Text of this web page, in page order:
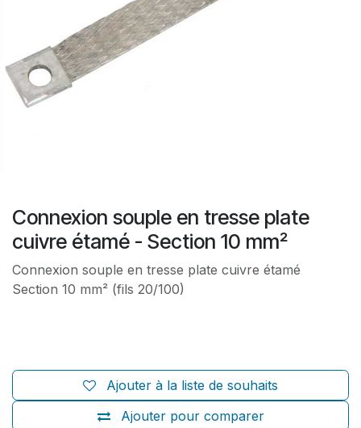
Connexion souple en tresse plate
cuivre étamé - Section 10 mm²
Connexion souple en tresse plate cuivre étamé
Section 10 mm² (fils 20/100)
Ajouter pour comparer
Ajouter à la liste de souhaits